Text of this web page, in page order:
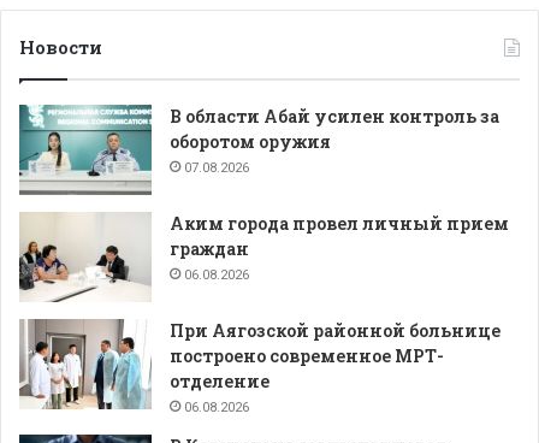
Новости
В области Абай усилен контроль за
оборотом оружия
07.08.2026
Аким города провел личный прием
граждан
06.08.2026
При Аягозской районной больнице
построено современное МРТ-
отделение
06.08.2026